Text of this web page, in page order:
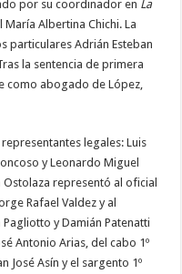
por su coordinador en La
Albertina Chichi. La
particulares Adrián Esteban
la sentencia de primera
como abogado de López,
legales: Luis
y Leonardo Miguel
Ostolaza representó al oficial
Rafael Valdez y al
Pagliotto y Damián Patenatti
Antonio Arias, del cabo 1º
José Asín y el sargento 1º